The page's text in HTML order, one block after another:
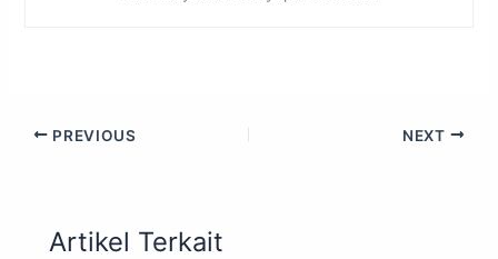
PREVIOUS NEXT
Artikel Terkait